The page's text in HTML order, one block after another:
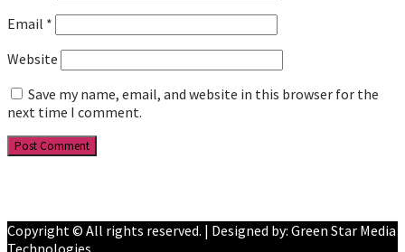
Email *
Website
Save my name, email, and website in this browser for the
next time I comment.
Copyright © All rights reserved. | Designed by: Green Star Media